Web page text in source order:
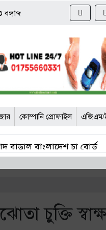
কোম্পানি প্রোফাইল এজিএম/
বাড়াল বাংলাদেশ চা বোর্ড
চার কর্মকর্তার সর্বোচ্চ ১০
আপত্তি বিআইএর
তদন্ত শেষ পর্যায়ে,
চুক্তি